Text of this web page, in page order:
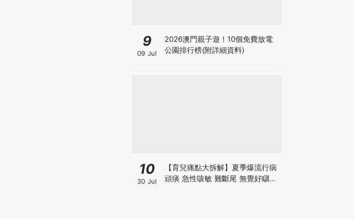
9
09 Jul
2026澳門親子遊！10個免費放電
公園排行榜(附詳細資料)
10
30 Jul
【育兒痛點大拆解】夏季爆流行病
頑痰 急性咳敏 難斷尾 無覺好瞓？